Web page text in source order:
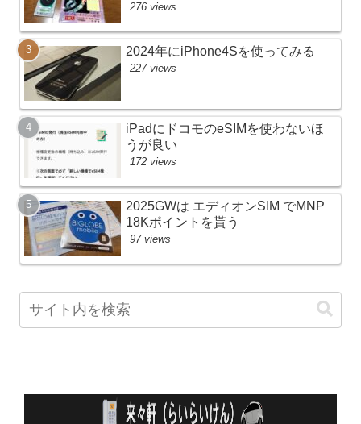
276 views
2024年にiPhone4Sを使ってみる
227 views
iPadにドコモのeSIMを使わないほ
うが良い
172 views
2025GWは エディオンSIM でMNP
18Kポイントを貰う
97 views